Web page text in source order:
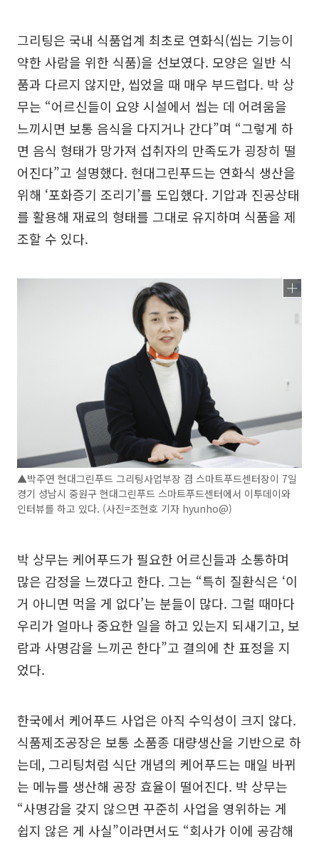
그리팅은 국내 식품업계 최초로 연화식(씹는 기능이
약한 사람을 위한 식품)을 선보였다. 모양은 일반 식
품과 다르지 않지만, 씹었을 때 매우 부드럽다. 박 상
무는 “어르신들이 요양 시설에서 씹는 데 어려움을
느끼시면 보통 음식을 다지거나 간다”며 “그렇게 하
면 음식 형태가 망가져 섭취자의 만족도가 굉장히 떨
어진다”고 설명했다. 현대그린푸드는 연화식 생산을
위해 ‘포화증기 조리기’를 도입했다. 기압과 진공상태
를 활용해 재료의 형태를 그대로 유지하며 식품을 제
조할 수 있다.
▲박주연 현대그린푸드 그리팅사업부장 겸 스마트푸드센터장이 7일
경기 성남시 중원구 현대그린푸드 스마트푸드센터에서 이투데이와
인터뷰를 하고 있다. (사진=조현호 기자 hyunho@)
박 상무는 케어푸드가 필요한 어르신들과 소통하며
많은 감정을 느꼈다고 한다. 그는 “특히 질환식은 ‘이
거 아니면 먹을 게 없다’는 분들이 많다. 그럴 때마다
우리가 얼마나 중요한 일을 하고 있는지 되새기고, 보
람과 사명감을 느끼곤 한다”고 결의에 찬 표정을 지
었다.
한국에서 케어푸드 사업은 아직 수익성이 크지 않다.
식품제조공장은 보통 소품종 대량생산을 기반으로 하
는데, 그리팅처럼 식단 개념의 케어푸드는 매일 바뀌
는 메뉴를 생산해 공장 효율이 떨어진다. 박 상무는
“사명감을 갖지 않으면 꾸준히 사업을 영위하는 게
쉽지 않은 게 사실”이라면서도 “회사가 이에 공감해